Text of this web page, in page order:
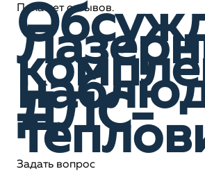
Пока нет отзывов.
ДЛС-
Задать вопрос